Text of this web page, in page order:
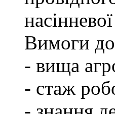
Вимоги до
- вища
- стаж